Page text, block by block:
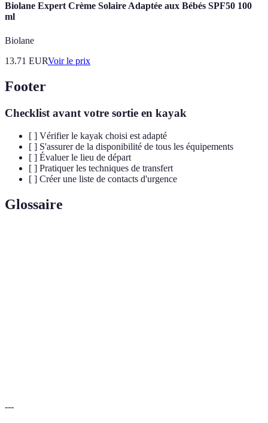
Biolane Expert Crème Solaire Adaptée aux Bébés SPF50 100
ml
Biolane
13.71 EURVoir le prix
Footer
Checklist avant votre sortie en kayak
[ ] Vérifier le kayak choisi est adapté
[ ] S'assurer de la disponibilité de tous les équipements
[ ] Évaluer le lieu de départ
[ ] Pratiquer les techniques de transfert
[ ] Créer une liste de contacts d'urgence
Glossaire
---